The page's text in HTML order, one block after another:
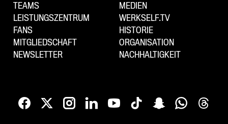
TEAMS
LEISTUNGSZENTRUM
FANS
MITGLIEDSCHAFT
NEWSLETTER
MEDIEN
WERKSELF.TV
HISTORIE
ORGANISATION
NACHHALTIGKEIT